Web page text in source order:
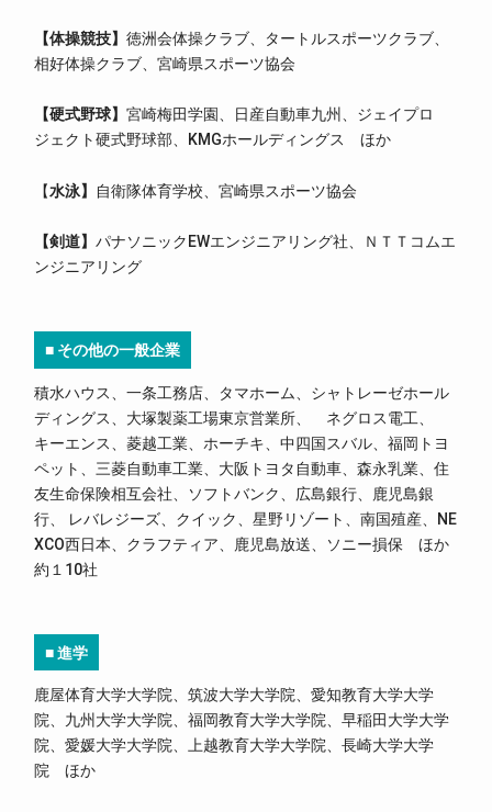
【体操競技】徳洲会体操クラブ、タートルスポーツクラブ、
相好体操クラブ、宮崎県スポーツ協会
【硬式野球】宮崎梅田学園、日産自動車九州、ジェイプロ
ジェクト硬式野球部、KMGホールディングス ほか
【水泳】 自衛隊体育学校、宮崎県スポーツ協会
【剣道】パナソニックEWエンジニアリング社、ＮＴＴコムエ
ンジニアリング
■ その他の一般企業
積水ハウス、一条工務店、タマホーム、シャトレーゼホール
ディングス、大塚製薬工場東京営業所、 ネグロス電工、
キーエンス、菱越工業、ホーチキ、中四国スバル、福岡トヨ
ペット、三菱自動車工業、大阪トヨタ自動車、森永乳業、住
友生命保険相互会社、ソフトバンク、広島銀行、鹿児島銀
行、 レバレジーズ、クイック、星野リゾート、南国殖産、NE
XCO西日本、クラフティア、鹿児島放送、ソニー損保 ほか
約１10社
■ 進学
鹿屋体育大学大学院、筑波大学大学院、愛知教育大学大学
院、九州大学大学院、福岡教育大学大学院、早稲田大学大学
院、愛媛大学大学院、上越教育大学大学院、長崎大学大学
院 ほか